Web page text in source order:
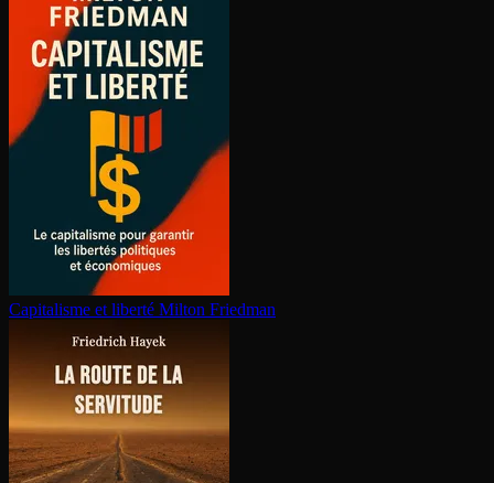
Capitalisme et liberté Milton Friedman